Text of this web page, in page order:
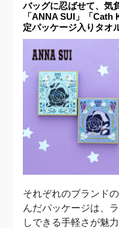
バッグに忍ばせて、気
「ANNA SUI」「
定パッケージ入りタオ
それぞれのブランド
んだパッケージは、
しできる手軽さが魅